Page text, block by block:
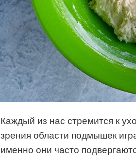
Каждый из нас стремится к
зрения области подмышек
именно они часто